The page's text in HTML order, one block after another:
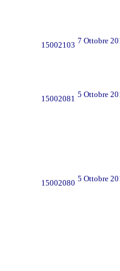
15002103 7 Ottobre
15002081 5 Ottobre
15002080 5 Ottobre